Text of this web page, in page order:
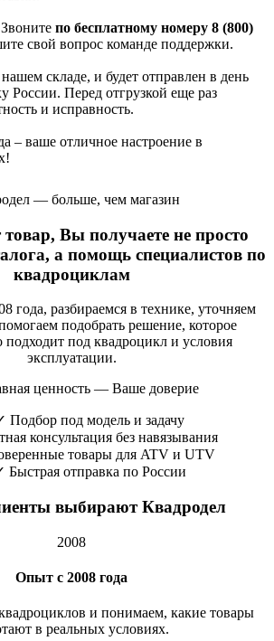
по бесплатному номеру 8 (800)
свой вопрос команде поддержки.
складе, и будет отправлен в день
России. Перед отгрузкой еще раз
и исправность.
– ваше отличное настроение в
— больше, чем магазин
Вы получаете не просто
а помощь специалистов по
квадроциклам
года, разбираемся в технике, уточняем
подобрать решение, которое
подходит под квадроцикл и условия
эксплуатации.
ценность — Ваше доверие
Подбор под модель и задачу
консультация без навязывания
товары для ATV и UTV
Быстрая отправка по России
выбирают Квадродел
2008
Опыт с 2008 года
и понимаем, какие товары
в реальных условиях.